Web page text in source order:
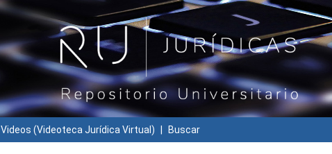
Videos (Videoteca Jurídica Virtual) Buscar